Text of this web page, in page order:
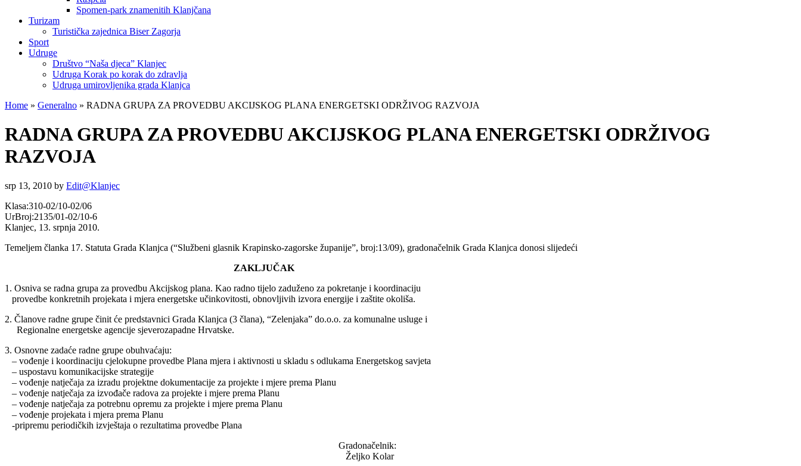
Spomen-park znamenitih Klanjčana
Turizam
Turistička zajednica Biser Zagorja
Sport
Udruge
Društvo “Naša djeca” Klanjec
Udruga Korak po korak do zdravlja
Udruga umirovljenika grada Klanjca
Home » Generalno » RADNA GRUPA ZA PROVEDBU AKCIJSKOG PLANA ENERGETSKI ODRŽIVOG RAZVOJA
RADNA GRUPA ZA PROVEDBU AKCIJSKOG PLANA ENERGETSKI ODRŽIVOG
RAZVOJA
srp 13, 2010 by Edit@Klanjec
Klasa:310-02/10-02/06
UrBroj:2135/01-02/10-6
Klanjec, 13. srpnja 2010.
Temeljem članka 17. Statuta Grada Klanjca (“Službeni glasnik Krapinsko-zagorske županije”, broj:13/09), gradonačelnik Grada Klanjca donosi slijedeći
ZAKLJUČAK
1. Osniva se radna grupa za provedbu Akcijskog plana. Kao radno tijelo zaduženo za pokretanje i koordinaciju
provedbe konkretnih projekata i mjera energetske učinkovitosti, obnovljivih izvora energije i zaštite okoliša.
2. Članove radne grupe činit će predstavnici Grada Klanjca (3 člana), “Zelenjaka” do.o.o. za komunalne usluge i
Regionalne energetske agencije sjeverozapadne Hrvatske.
3. Osnovne zadaće radne grupe obuhvaćaju:
– vođenje i koordinaciju cjelokupne provedbe Plana mjera i aktivnosti u skladu s odlukama Energetskog savjeta
– uspostavu komunikacijske strategije
– vođenje natječaja za izradu projektne dokumentacije za projekte i mjere prema Planu
– vođenje natječaja za izvođače radova za projekte i mjere prema Planu
– vođenje natječaja za potrebnu opremu za projekte i mjere prema Planu
– vođenje projekata i mjera prema Planu
-pripremu periodičkih izvještaja o rezultatima provedbe Plana
Gradonačelnik:
Željko Kolar